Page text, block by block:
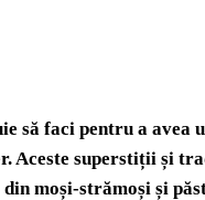
să faci pentru a avea
Aceste superstiții și
din moși-strămoși și